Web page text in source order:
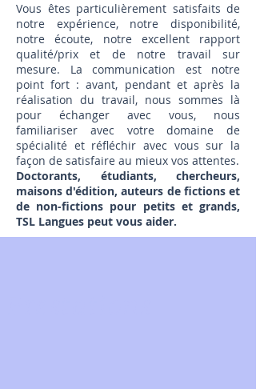
Vous êtes particulièrement satisfaits de
notre expérience, notre disponibilité,
notre écoute, notre excellent rapport
qualité/prix et de notre travail sur
mesure. La communication est notre
point fort : avant, pendant et après la
réalisation du travail, nous sommes là
pour échanger avec vous, nous
familiariser avec votre domaine de
spécialité et réfléchir avec vous sur la
façon de satisfaire au mieux vos attentes.
Doctorants, étudiants, chercheurs,
maisons d'édition, auteurs de fictions et
de non-fictions pour petits et grands,
TSL Langues peut vous aider.